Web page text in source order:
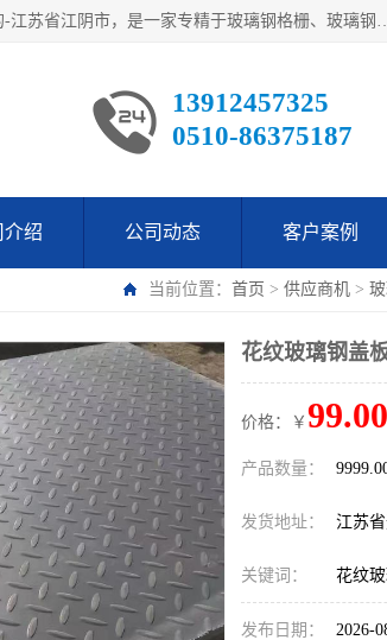
江阴市翔鼎复合材料有限公司,位于美丽富饶的中国经济百强县第一县级市的-江苏省江阴市，是一家专精于玻璃钢格栅、玻璃钢新材料,镀锌钢
13912457325
0510-86375187
介绍 公司动态 客户案例
当前位置： 首页 > 供应商机 >
花纹玻璃钢盖
价格：￥ 99.00
产品数量：
发货地址： 江苏
关键词： 花纹
发布日期： 2026-